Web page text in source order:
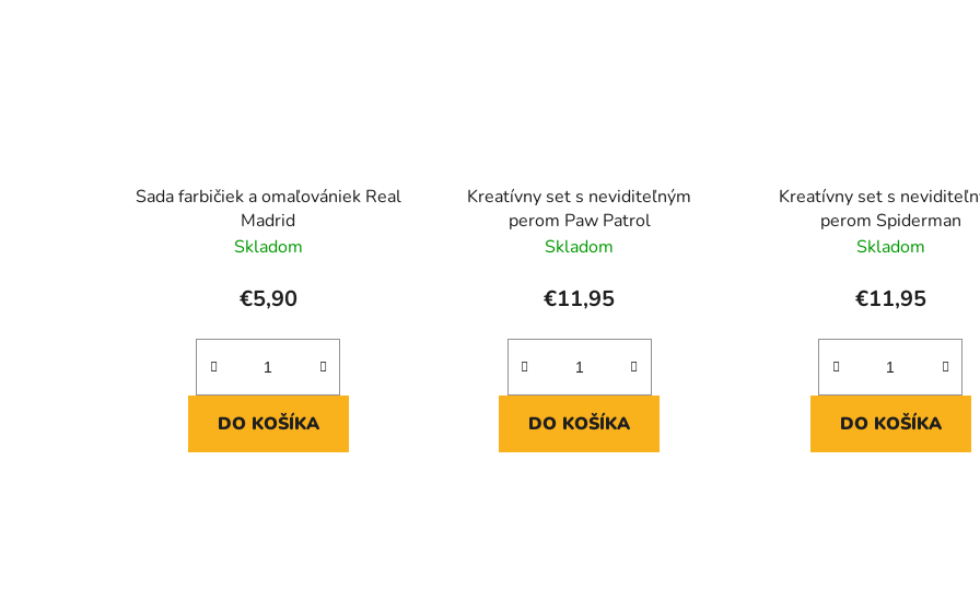
Sada farbičiek a omaľovániek Real
Madrid
Skladom
€5,90
DO KOŠÍKA
Kreatívny set s neviditeľným
perom Paw Patrol
Skladom
€11,95
DO KOŠÍKA
Kreatívny set s
perom Spiderman
Skladom
€11,95
DO KOŠÍKA